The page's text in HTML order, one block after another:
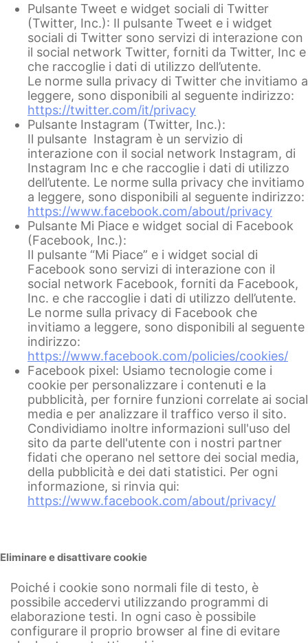
Pulsante Tweet e widget sociali di Twitter
(Twitter, Inc.): Il pulsante Tweet e i widget
sociali di Twitter sono servizi di interazione con
il social network Twitter, forniti da Twitter, Inc e
che raccoglie i dati di utilizzo dell’utente.
Le norme sulla privacy di Twitter che invitiamo a
leggere, sono disponibili al seguente indirizzo:
https://twitter.com/it/privacy
Pulsante Instagram (Twitter, Inc.):
Il pulsante Instagram è un servizio di
interazione con il social network Instagram, di
Instagram Inc e che raccoglie i dati di utilizzo
dell’utente. Le norme sulla privacy che invitiamo
a leggere, sono disponibili al seguente indirizzo:
https://www.facebook.com/about/privacy
Pulsante Mi Piace e widget social di Facebook
(Facebook, Inc.):
Il pulsante “Mi Piace” e i widget social di
Facebook sono servizi di interazione con il
social network Facebook, forniti da Facebook,
Inc. e che raccoglie i dati di utilizzo dell’utente.
Le norme sulla privacy di Facebook che
invitiamo a leggere, sono disponibili al seguente
indirizzo:
https://www.facebook.com/policies/cookies/
Facebook pixel: Usiamo tecnologie come i
cookie per personalizzare i contenuti e la
pubblicità, per fornire funzioni correlate ai social
media e per analizzare il traffico verso il sito.
Condividiamo inoltre informazioni sull'uso del
sito da parte dell'utente con i nostri partner
fidati che operano nel settore dei social media,
della pubblicità e dei dati statistici. Per ogni
informazione, si rinvia qui:
https://www.facebook.com/about/privacy/
Eliminare e disattivare cookie
Poiché i cookie sono normali file di testo, è
possibile accedervi utilizzando programmi di
elaborazione testi. In ogni caso è possibile
configurare il proprio browser al fine di evitare